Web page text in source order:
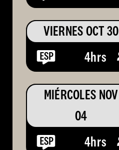
VIERNES OCT 30
4hrs
MIÉRCOLES NOV
04
4hrs